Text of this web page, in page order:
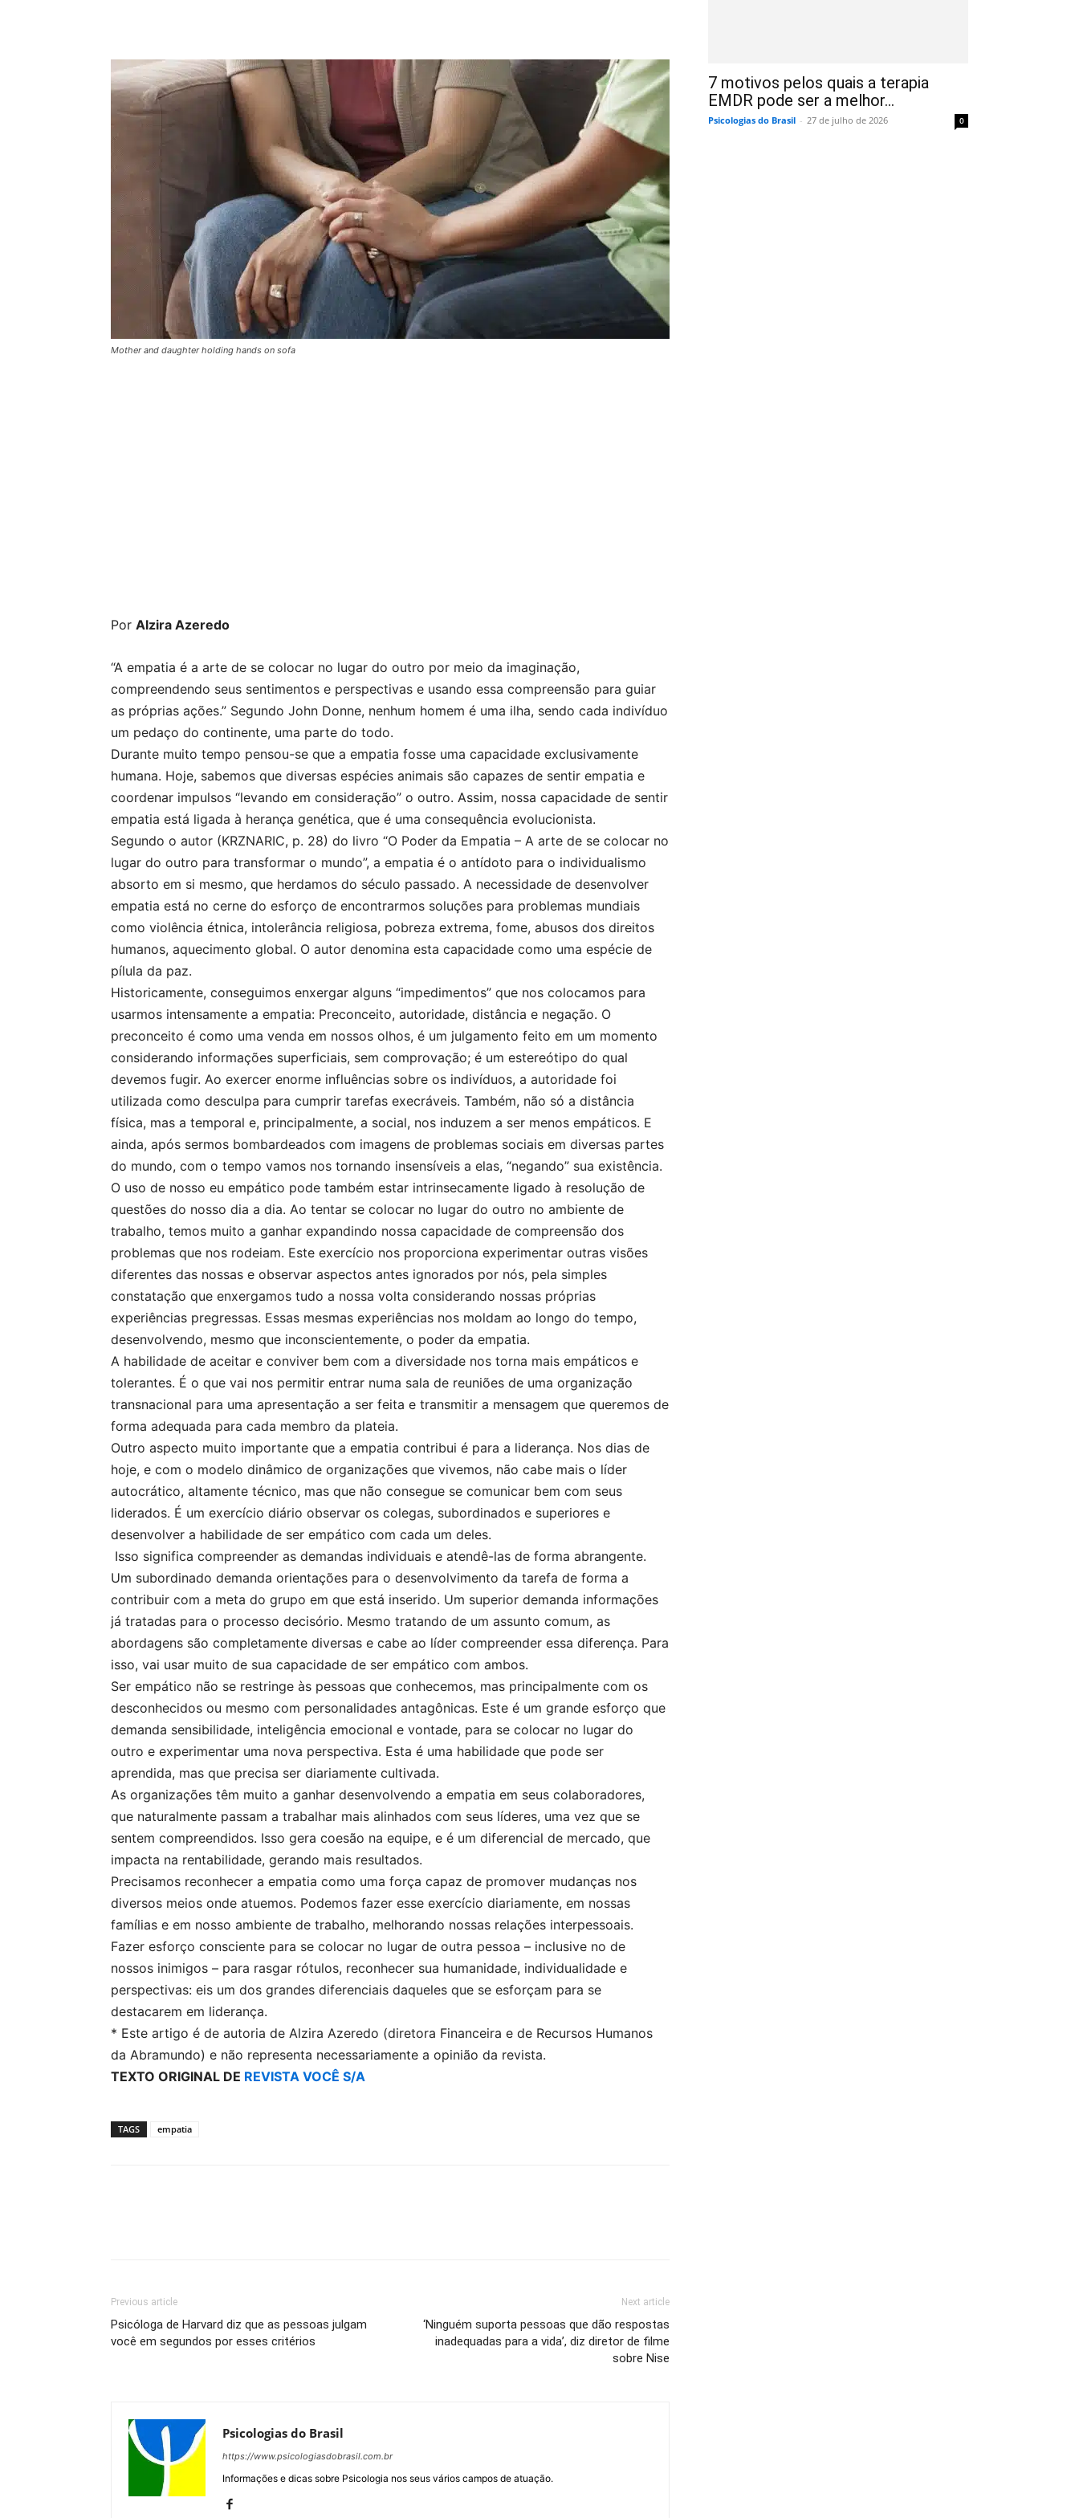
Mother and daughter holding hands on sofa
Por Alzira Azeredo
“A empatia é a arte de se colocar no lugar do outro por meio da imaginação,
compreendendo seus sentimentos e perspectivas e usando essa compreensão para guiar
as próprias ações.” Segundo John Donne, nenhum homem é uma ilha, sendo cada indivíduo
um pedaço do continente, uma parte do todo.
Durante muito tempo pensou-se que a empatia fosse uma capacidade exclusivamente
humana. Hoje, sabemos que diversas espécies animais são capazes de sentir empatia e
coordenar impulsos “levando em consideração” o outro. Assim, nossa capacidade de sentir
empatia está ligada à herança genética, que é uma consequência evolucionista.
Segundo o autor (KRZNARIC, p. 28) do livro “O Poder da Empatia – A arte de se colocar no
lugar do outro para transformar o mundo”, a empatia é o antídoto para o individualismo
absorto em si mesmo, que herdamos do século passado. A necessidade de desenvolver
empatia está no cerne do esforço de encontrarmos soluções para problemas mundiais
como violência étnica, intolerância religiosa, pobreza extrema, fome, abusos dos direitos
humanos, aquecimento global. O autor denomina esta capacidade como uma espécie de
pílula da paz.
Historicamente, conseguimos enxergar alguns “impedimentos” que nos colocamos para
usarmos intensamente a empatia: Preconceito, autoridade, distância e negação. O
preconceito é como uma venda em nossos olhos, é um julgamento feito em um momento
considerando informações superficiais, sem comprovação; é um estereótipo do qual
devemos fugir. Ao exercer enorme influências sobre os indivíduos, a autoridade foi
utilizada como desculpa para cumprir tarefas execráveis. Também, não só a distância
física, mas a temporal e, principalmente, a social, nos induzem a ser menos empáticos. E
ainda, após sermos bombardeados com imagens de problemas sociais em diversas partes
do mundo, com o tempo vamos nos tornando insensíveis a elas, “negando” sua existência.
O uso de nosso eu empático pode também estar intrinsecamente ligado à resolução de
questões do nosso dia a dia. Ao tentar se colocar no lugar do outro no ambiente de
trabalho, temos muito a ganhar expandindo nossa capacidade de compreensão dos
problemas que nos rodeiam. Este exercício nos proporciona experimentar outras visões
diferentes das nossas e observar aspectos antes ignorados por nós, pela simples
constatação que enxergamos tudo a nossa volta considerando nossas próprias
experiências pregressas. Essas mesmas experiências nos moldam ao longo do tempo,
desenvolvendo, mesmo que inconscientemente, o poder da empatia.
A habilidade de aceitar e conviver bem com a diversidade nos torna mais empáticos e
tolerantes. É o que vai nos permitir entrar numa sala de reuniões de uma organização
transnacional para uma apresentação a ser feita e transmitir a mensagem que queremos de
forma adequada para cada membro da plateia.
Outro aspecto muito importante que a empatia contribui é para a liderança. Nos dias de
hoje, e com o modelo dinâmico de organizações que vivemos, não cabe mais o líder
autocrático, altamente técnico, mas que não consegue se comunicar bem com seus
liderados. É um exercício diário observar os colegas, subordinados e superiores e
desenvolver a habilidade de ser empático com cada um deles.
Isso significa compreender as demandas individuais e atendê-las de forma abrangente.
Um subordinado demanda orientações para o desenvolvimento da tarefa de forma a
contribuir com a meta do grupo em que está inserido. Um superior demanda informações
já tratadas para o processo decisório. Mesmo tratando de um assunto comum, as
abordagens são completamente diversas e cabe ao líder compreender essa diferença. Para
isso, vai usar muito de sua capacidade de ser empático com ambos.
Ser empático não se restringe às pessoas que conhecemos, mas principalmente com os
desconhecidos ou mesmo com personalidades antagônicas. Este é um grande esforço que
demanda sensibilidade, inteligência emocional e vontade, para se colocar no lugar do
outro e experimentar uma nova perspectiva. Esta é uma habilidade que pode ser
aprendida, mas que precisa ser diariamente cultivada.
As organizações têm muito a ganhar desenvolvendo a empatia em seus colaboradores,
que naturalmente passam a trabalhar mais alinhados com seus líderes, uma vez que se
sentem compreendidos. Isso gera coesão na equipe, e é um diferencial de mercado, que
impacta na rentabilidade, gerando mais resultados.
Precisamos reconhecer a empatia como uma força capaz de promover mudanças nos
diversos meios onde atuemos. Podemos fazer esse exercício diariamente, em nossas
famílias e em nosso ambiente de trabalho, melhorando nossas relações interpessoais.
Fazer esforço consciente para se colocar no lugar de outra pessoa – inclusive no de
nossos inimigos – para rasgar rótulos, reconhecer sua humanidade, individualidade e
perspectivas: eis um dos grandes diferenciais daqueles que se esforçam para se
destacarem em liderança.
* Este artigo é de autoria de Alzira Azeredo (diretora Financeira e de Recursos Humanos
da Abramundo) e não representa necessariamente a opinião da revista.
TEXTO ORIGINAL DE REVISTA VOCÊ S/A
TAGS empatia
Previous article
Psicóloga de Harvard diz que as pessoas julgam
você em segundos por esses critérios
Next article
‘Ninguém suporta pessoas que dão respostas
inadequadas para a vida’, diz diretor de filme
sobre Nise
Psicologias do Brasil
https://www.psicologiasdobrasil.com.br
Informações e dicas sobre Psicologia nos seus vários campos de atuação.
7 motivos pelos quais a terapia
EMDR pode ser a melhor...
Psicologias do Brasil - 27 de julho de 2026 0